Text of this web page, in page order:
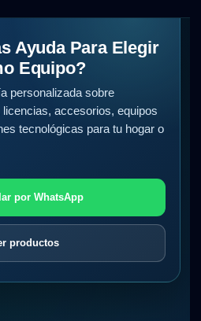
Ayuda Para Elegir
Equipo?
personalizada sobre
accesorios, equipos
tecnológicas para tu hogar o
por WhatsApp
productos